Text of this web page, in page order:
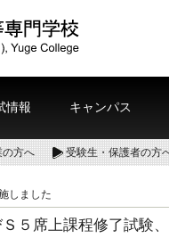
情報 キャンパス
の方へ 受験生・保護者の方
しました
５席上課程修了試験